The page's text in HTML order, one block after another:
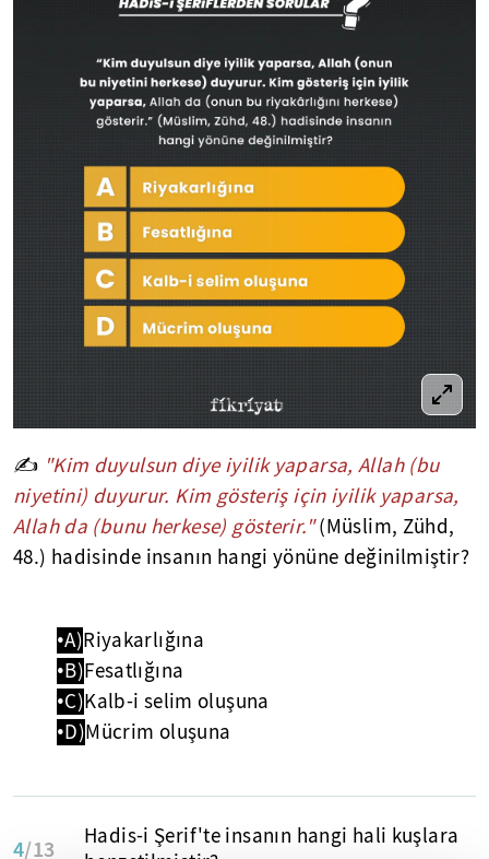
✍ "Kim duyulsun diye iyilik yaparsa, Allah (bu
niyetini) duyurur. Kim gösteriş için iyilik yaparsa,
Allah da (bunu herkese) gösterir."(Müslim, Zühd,
48.) hadisinde insanın hangi yönüne değinilmiştir?
•A)Riyakarlığına
•B)Fesatlığına
•C)Kalb-i selim oluşuna
•D)Mücrim oluşuna
4/13
Hadis-i Şerif'te insanın hangi hali kuşlara